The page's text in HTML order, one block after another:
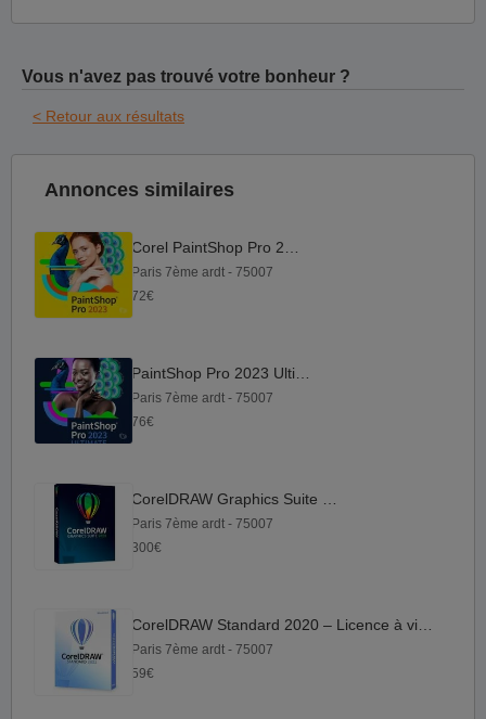
Vous n'avez pas trouvé votre bonheur ?
< Retour aux résultats
Annonces similaires
Paris 7ème ardt - 75007
72€
Paris 7ème ardt - 75007
76€
Paris 7ème ardt - 75007
300€
Paris 7ème ardt - 75007
59€